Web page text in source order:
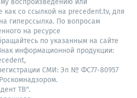
воспроизведению или
как со ссылкой на precedent.tv, для
гиперссылка. По вопросам
на ресурсе
по указанным на сайте
информационной продукции:
СМИ: Эл № ФС77-80957
ТВ".